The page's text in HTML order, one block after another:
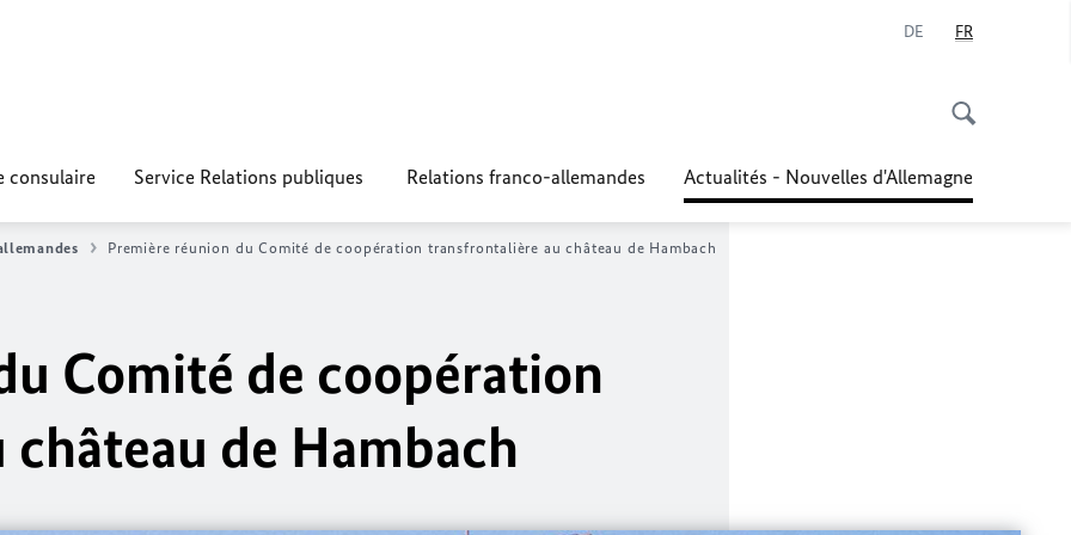
DE FR
consulaire Service Relations publiques Relations franco-allemandes Actualités - Nouvelles d'Allemagne
Première réunion du Comité de coopération transfrontalière au château de Hambach
Comité de coopération
de Hambach